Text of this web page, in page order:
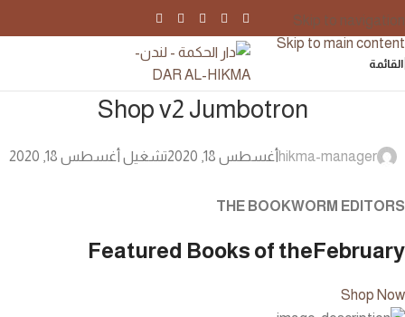
Skip to navigation
Skip to main content
القائمة
Shop v2 Jumbotron
hikma-managerأغسطس 18, 2020 تشغيل أغسطس 18, 2020
THE BOOKWORM EDITORS
Featured Books of theFebruary
Shop Now